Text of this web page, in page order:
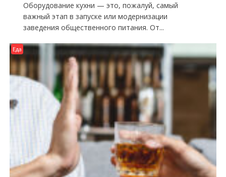
Оборудование кухни — это, пожалуй, самый
важный этап в запуске или модернизации
заведения общественного питания. От...
Еда